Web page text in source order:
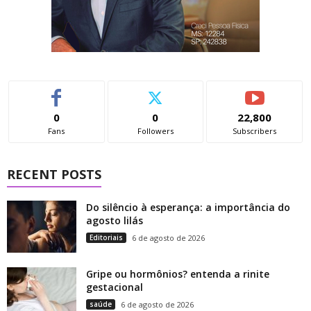
0
Fans
0
Followers
22,800
Subscribers
RECENT POSTS
Do silêncio à esperança: a importância do
agosto lilás
Editoriais 6 de agosto de 2026
Gripe ou hormônios? entenda a rinite
gestacional
saúde 6 de agosto de 2026